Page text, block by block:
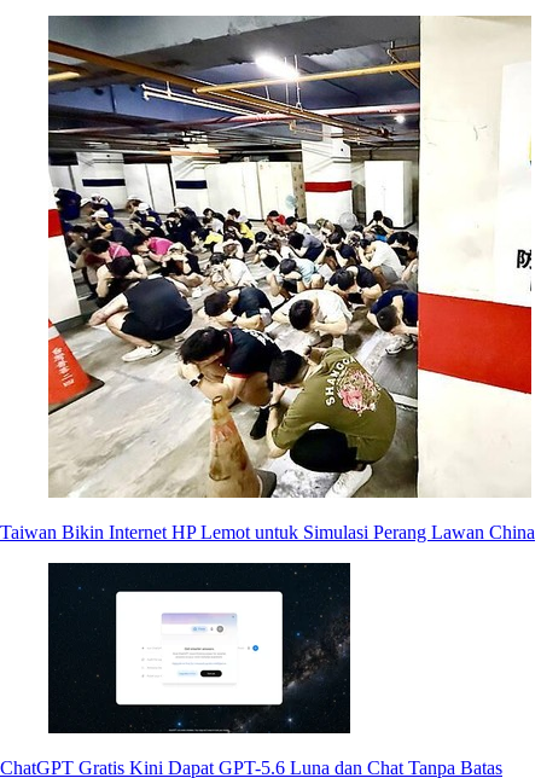
Taiwan Bikin Internet HP Lemot untuk Simulasi Perang Lawan China
ChatGPT Gratis Kini Dapat GPT-5.6 Luna dan Chat Tanpa Batas